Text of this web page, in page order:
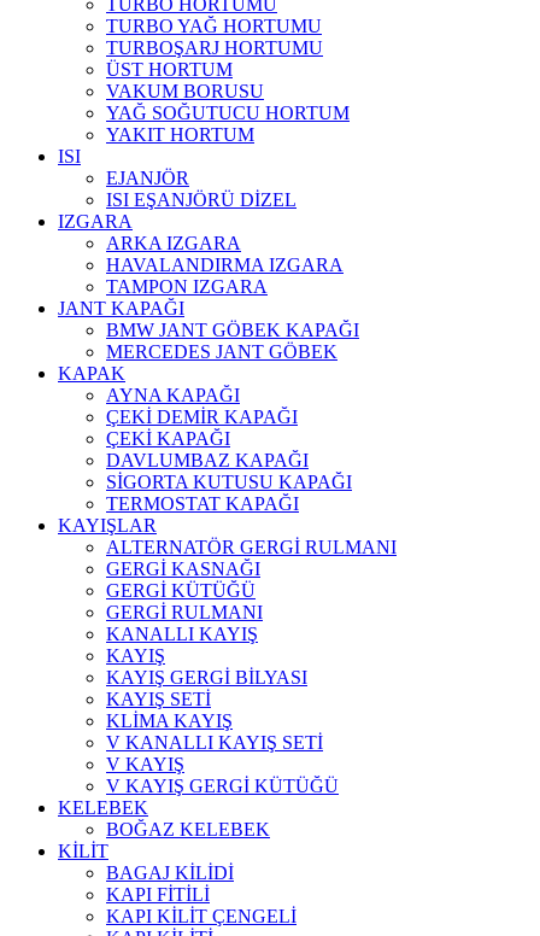
TURBO HORTUMU
TURBO YAĞ HORTUMU
TURBOŞARJ HORTUMU
ÜST HORTUM
VAKUM BORUSU
YAĞ SOĞUTUCU HORTUM
YAKIT HORTUM
ISI
EJANJÖR
ISI EŞANJÖRÜ DİZEL
IZGARA
ARKA IZGARA
HAVALANDIRMA IZGARA
TAMPON IZGARA
JANT KAPAĞI
BMW JANT GÖBEK KAPAĞI
MERCEDES JANT GÖBEK
KAPAK
AYNA KAPAĞI
ÇEKİ DEMİR KAPAĞI
ÇEKİ KAPAĞI
DAVLUMBAZ KAPAĞI
SİGORTA KUTUSU KAPAĞI
TERMOSTAT KAPAĞI
KAYIŞLAR
ALTERNATÖR GERGİ RULMANI
GERGİ KASNAĞI
GERGİ KÜTÜĞÜ
GERGİ RULMANI
KANALLI KAYIŞ
KAYIŞ
KAYIŞ GERGİ BİLYASI
KAYIŞ SETİ
KLİMA KAYIŞ
V KANALLI KAYIŞ SETİ
V KAYIŞ
V KAYIŞ GERGİ KÜTÜĞÜ
KELEBEK
BOĞAZ KELEBEK
KİLİT
BAGAJ KİLİDİ
KAPI FİTİLİ
KAPI KİLİT ÇENGELİ